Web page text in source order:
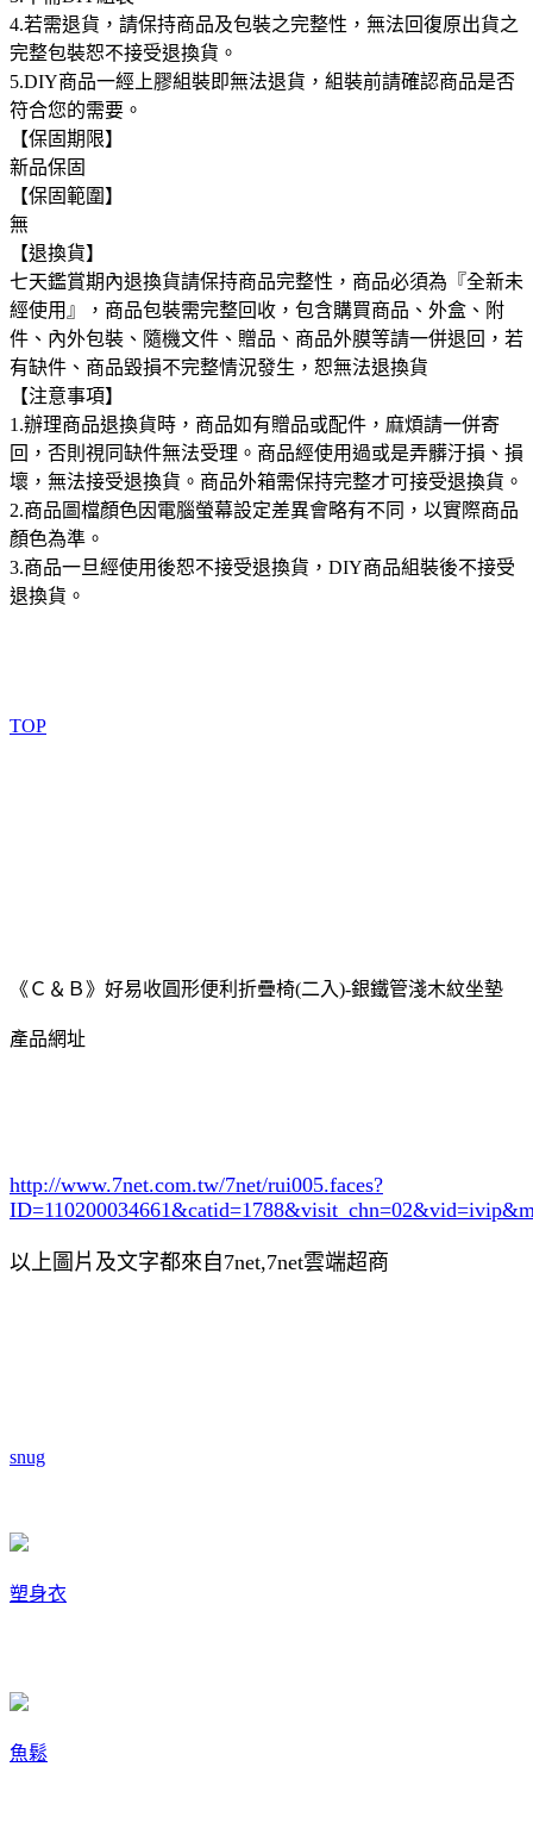
4.若需退貨，請保持商品及包裝之完整性，無法回復原出貨之
完整包裝恕不接受退換貨。
5.DIY商品一經上膠組裝即無法退貨，組裝前請確認商品是否
符合您的需要。
【保固期限】
新品保固
【保固範圍】
無
【退換貨】
七天鑑賞期內退換貨請保持商品完整性，商品必須為『全新未
經使用』，商品包裝需完整回收，包含購買商品、外盒、附
件、內外包裝、隨機文件、贈品、商品外膜等請一併退回，若
有缺件、商品毀損不完整情況發生，恕無法退換貨
【注意事項】
1.辦理商品退換貨時，商品如有贈品或配件，麻煩請一併寄
回，否則視同缺件無法受理。商品經使用過或是弄髒汙損、損
壞，無法接受退換貨。商品外箱需保持完整才可接受退換貨。
2.商品圖檔顏色因電腦螢幕設定差異會略有不同，以實際商品
顏色為準。
3.商品一旦經使用後恕不接受退換貨，DIY商品組裝後不接受
退換貨。
TOP
《Ｃ＆Ｂ》好易收圓形便利折疊椅(二入)-銀鐵管淺木紋坐墊
產品網址
http://www.7net.com.tw/7net/rui005.faces?
ID=110200034661&catid=1788
以上圖片及文字都來自7net,7net雲端超商
snug
塑身衣
魚鬆